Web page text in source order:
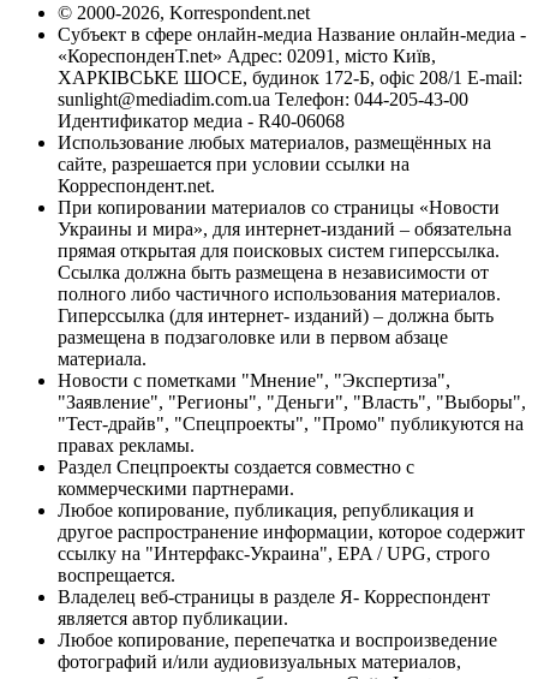
© 2000-2026, Korrespondent.net
Субъект в сфере онлайн-медиа Название онлайн-медиа -
«КореспонденТ.net» Адрес: 02091, місто Київ,
ХАРКІВСЬКЕ ШОСЕ, будинок 172-Б, офіс 208/1 E-mail:
sunlight@mediadim.com.ua Телефон: 044-205-43-00
Идентификатор медиа - R40-06068
Использование любых материалов, размещённых на
сайте, разрешается при условии ссылки на
Корреспондент.net.
При копировании материалов со страницы «Новости
Украины и мира», для интернет-изданий – обязательна
прямая открытая для поисковых систем гиперссылка.
Ссылка должна быть размещена в независимости от
полного либо частичного использования материалов.
Гиперссылка (для интернет- изданий) – должна быть
размещена в подзаголовке или в первом абзаце
материала.
Новости с пометками "Мнение", "Экспертиза",
"Заявление", "Регионы", "Деньги", "Власть", "Выборы",
"Тест-драйв", "Спецпроекты", "Промо" публикуются на
правах рекламы.
Раздел Спецпроекты создается совместно с
коммерческими партнерами.
Любое копирование, публикация, републикация и
другое распространение информации, которое содержит
ссылку на "Интерфакс-Украина", EPA / UPG, строго
воспрещается.
Владелец веб-страницы в разделе Я- Корреспондент
является автор публикации.
Любое копирование, перепечатка и воспроизведение
фотографий и/или аудиовизуальных материалов,